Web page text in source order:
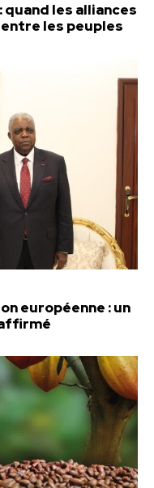
quand les alliances
les peuples
européenne : un